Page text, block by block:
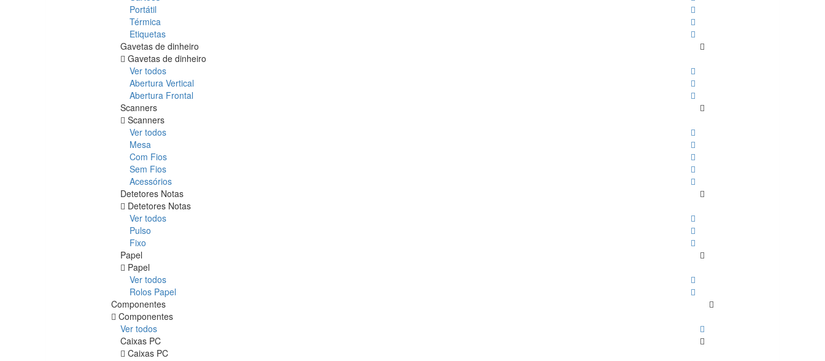
Portátil
Térmica
Etiquetas
Gavetas de dinheiro
Gavetas de dinheiro
Ver todos
Abertura Vertical
Abertura Frontal
Scanners
Scanners
Ver todos
Mesa
Com Fios
Sem Fios
Acessórios
Detetores Notas
Detetores Notas
Ver todos
Pulso
Fixo
Papel
Papel
Ver todos
Rolos Papel
Componentes
Componentes
Ver todos
Caixas PC
Caixas PC